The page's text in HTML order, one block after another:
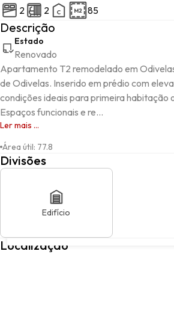
2
2 85
Descrição
Estado
Renovado
Apartamento T2 remodelado em
de Odivelas. Inserido em prédio com
condições ideais para primeira habitação
Espaços funcionais e re...
Ler mais ...
Área útil: 77.8
Divisões
Edifício
Localização